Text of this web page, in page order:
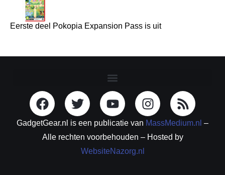
Eerste deel Pokopia Expansion Pass is uit
GadgetGear.nl is een publicatie van MassMedium.nl –
Alle rechten voorbehouden – Hosted by
WebsiteNazorg.nl